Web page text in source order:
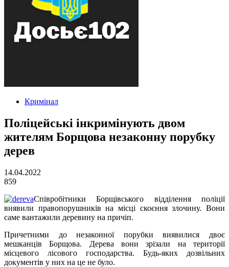
Кримінал
Поліцейські інкримінують двом
жителям Борщова незаконну порубку
дерев
14.04.2022
859
Співробітники Борщівського відділення поліції
виявили правопорушників на місці скоєння злочину. Вони
саме вантажили деревину на причіп.
Причетними до незаконної порубки виявилися двоє
мешканців Борщова. Дерева вони зрізали на території
місцевого лісового господарства. Будь-яких дозвільних
документів у них на це не було.